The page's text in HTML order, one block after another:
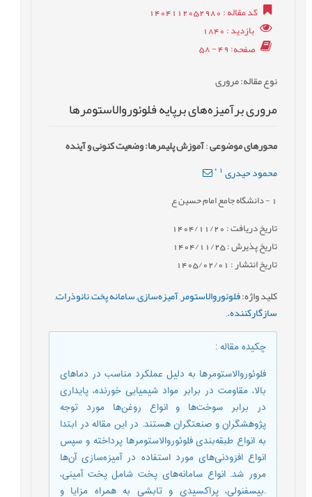
کد مقاله: 1404112052980
بازدید: 1840
صفحه: 49 - 58
نوع مقاله: مروری
مروری برآمیزه‌های برپایه فلوئوروالاستومرها
محورهای موضوعی:آموزش پلیمرها: وضعیت کنونی و آینده
محمود حیدری *
- دانشگاه جامع امام حسین ع
تاریخ دریافت : 1404/11/20
تاریخ پذیرش : 1404/11/25
تاریخ انتشار : 1405/02/01
کلید واژه:فلوئوروالاستومر,آمیزه‌سازی,سامانه پخت,نانوذرات,
سازگارکننده.,
چکیده مقاله:
فلوئوروالاستومرها به دلیل عملکرد مناسب در دماهای
بالا، مقاومت در برابر مواد شیمیایی خورنده، پایداری
در برابر سوخت‌ها و انواع روغن‌ها مورد توجه
پژوهشگران و صنعتگران هستند. در این مقاله در ابتدا
به انواع طبقه‌بندی فلوئوروالاستومرها پرداخته و سپس
انواع افزودنی‌های مورد استفاده در آمیزه‌سازی آن‌ها
مرور شد. انواع سامانه‌های پخت شامل پخت آمینی،
.بیسفنولی، پراکسیدی و تابشی به همراه مزایا و